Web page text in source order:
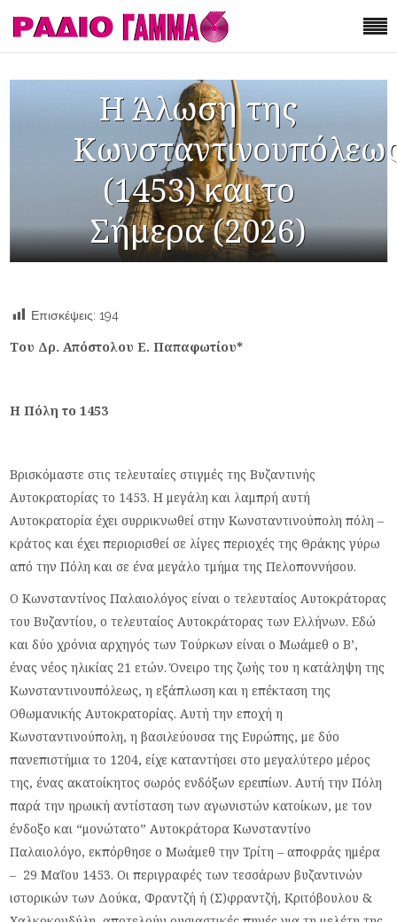
Η Άλωση της
(1453) και το
Σήμερα (2026)
Επισκέψεις: 194
Του Δρ. Απόστολου Ε. Παπαφωτίου*
Η Πόλη το 1453
Βρισκόμαστε στις τελευταίες στιγμές της Βυζαντινής
Αυτοκρατορίας το 1453. Η μεγάλη και λαμπρή αυτή
Αυτοκρατορία έχει συρρικνωθεί στην Κωνσταντινούπολη πόλη –
κράτος και έχει περιορισθεί σε λίγες περιοχές της Θράκης γύρω
από την Πόλη και σε ένα μεγάλο τμήμα της Πελοποννήσου.
Ο Κωνσταντίνος Παλαιολόγος είναι ο τελευταίος Αυτοκράτορας
του Βυζαντίου, ο τελευταίος Αυτοκράτορας των Ελλήνων. Εδώ
και δύο χρόνια αρχηγός των Τούρκων είναι ο Μωάμεθ ο Β’,
ένας νέος ηλικίας 21 ετών. Όνειρο της ζωής του η κατάληψη της
Κωνσταντινουπόλεως, η εξάπλωση και η επέκταση της
Οθωμανικής Αυτοκρατορίας. Αυτή την εποχή η
Κωνσταντινούπολη, η βασιλεύουσα της Ευρώπης, με δύο
πανεπιστήμια το 1204, είχε καταντήσει στο μεγαλύτερο μέρος
της, ένας ακατοίκητος σωρός ενδόξων ερειπίων. Αυτή την Πόλη
παρά την ηρωική αντίσταση των αγωνιστών κατοίκων, με τον
ένδοξο και “μονώτατο” Αυτοκράτορα Κωνσταντίνο
Παλαιολόγο, εκπόρθησε ο Μωάμεθ την Τρίτη – αποφράς ημέρα
– 29 Μαΐου 1453. Οι περιγραφές των τεσσάρων βυζαντινών
ιστορικών των Δούκα, Φραντζή ή (Σ)φραντζή, Κριτόβουλου &